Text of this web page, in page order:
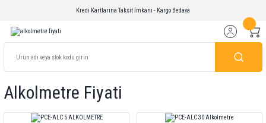
Kredi Kartlarına Taksit İmkanı - Kargo Bedava
Alkolmetre Fiyati